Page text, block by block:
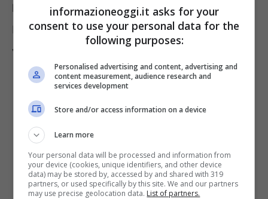
l’organizzazione degli ordini e delle regole
HACCP. Sono bene accette persone che
vogliono crescere e, soprattutto, curiose.
informazioneoggi.it asks for your
consent to use your personal data for the
following purposes:
Personalised advertising and content, advertising and
content measurement, audience research and
services development
Store and/or access information on a device
Learn more
Your personal data will be processed and information from
your device (cookies, unique identifiers, and other device
data) may be stored by, accessed by and shared with 319
partners, or used specifically by this site. We and our partners
may use precise geolocation data. List of partners.